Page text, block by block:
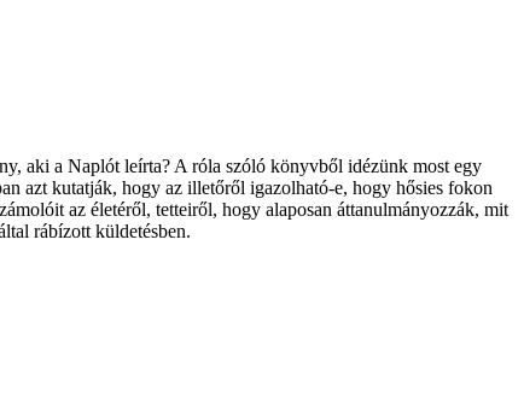
aki a Naplót leírta? A róla szóló könyvből idézünk most egy
azt kutatják, hogy az illetőről igazolható-e, hogy hősies fokon
az életéről, tetteiről, hogy alaposan áttanulmányozzák, mit
rábízott küldetésben.